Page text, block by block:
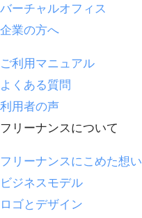
バーチャルオフィス
企業の方へ
ご利用マニュアル
よくある質問
利用者の声
フリーナンスについて
フリーナンスにこめた想い
ビジネスモデル
ロゴとデザイン